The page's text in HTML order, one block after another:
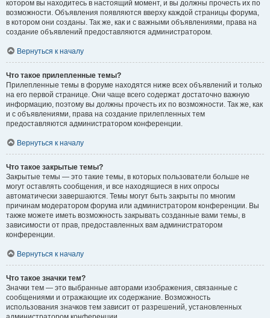
котором вы находитесь в настоящий момент, и вы должны прочесть их по
возможности. Объявления появляются вверху каждой страницы форума,
в котором они созданы. Так же, как и с важными объявлениями, права на
создание объявлений предоставляются администратором.
Вернуться к началу
Что такое прилепленные темы?
Прилепленные темы в форуме находятся ниже всех объявлений и только
на его первой странице. Они чаще всего содержат достаточно важную
информацию, поэтому вы должны прочесть их по возможности. Так же, как
и с объявлениями, права на создание прилепленных тем
предоставляются администратором конференции.
Вернуться к началу
Что такое закрытые темы?
Закрытые темы — это такие темы, в которых пользователи больше не
могут оставлять сообщения, и все находящиеся в них опросы
автоматически завершаются. Темы могут быть закрыты по многим
причинам модератором форума или администратором конференции. Вы
также можете иметь возможность закрывать созданные вами темы, в
зависимости от прав, предоставленных вам администратором
конференции.
Вернуться к началу
Что такое значки тем?
Значки тем — это выбранные авторами изображения, связанные с
сообщениями и отражающие их содержание. Возможность
использования значков тем зависит от разрешений, установленных